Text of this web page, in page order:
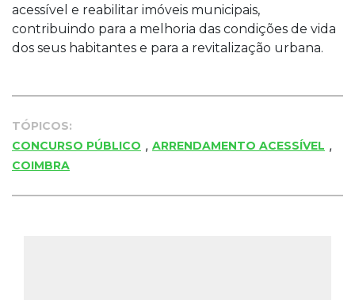
acessível e reabilitar imóveis municipais,
contribuindo para a melhoria das condições de vida
dos seus habitantes e para a revitalização urbana.
TÓPICOS:
CONCURSO PÚBLICO , ARRENDAMENTO ACESSÍVEL ,
COIMBRA